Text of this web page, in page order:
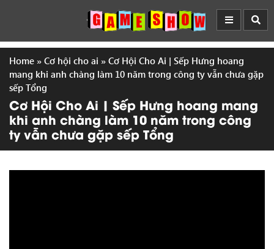
Home » Cơ hội cho ai » Cơ Hội Cho Ai | Sếp Hưng hoang
mang khi anh chàng làm 10 năm trong công ty vẫn chưa gặp
sếp Tổng
Cơ Hội Cho Ai | Sếp Hưng hoang mang
khi anh chàng làm 10 năm trong công
ty vẫn chưa gặp sếp Tổng